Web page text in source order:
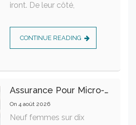
iront. De leur côté,
CONTINUE READING
Assurance Pour Micro-Entrepreneur : Les Garanties Essentielles À Connaître
On 4 août 2026
Neuf femmes sur dix